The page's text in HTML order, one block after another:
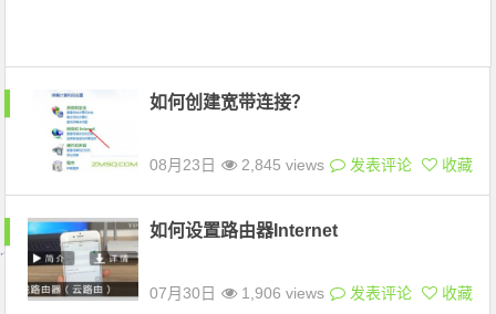
如何创建宽带连接？
08月23日 2,845 views 发表评论 收藏
如何设置路由器Internet
07月30日 1,906 views 发表评论 收藏